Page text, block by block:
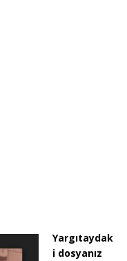
Yargıtaydak
i dosyanız